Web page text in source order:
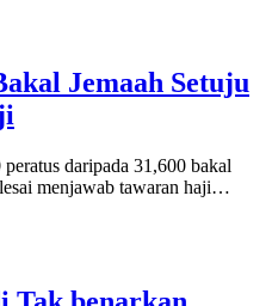
Jemaah Setuju
daripada 31,600 bakal
menjawab tawaran haji…